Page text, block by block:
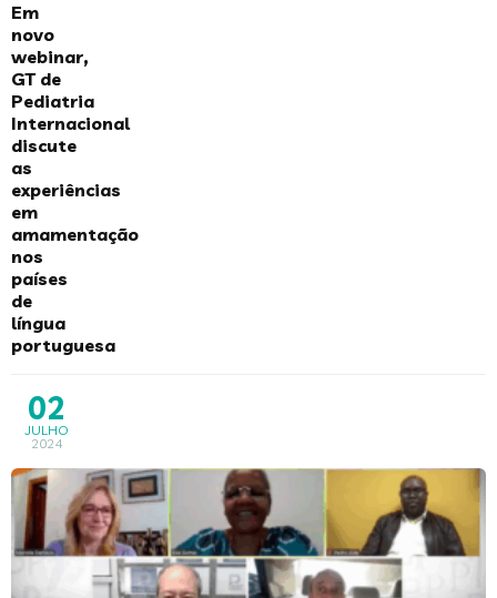
Em
novo
webinar,
GT de
Pediatria
Internacional
discute
as
experiências
em
amamentação
nos
países
de
língua
portuguesa
02
JULHO
2024